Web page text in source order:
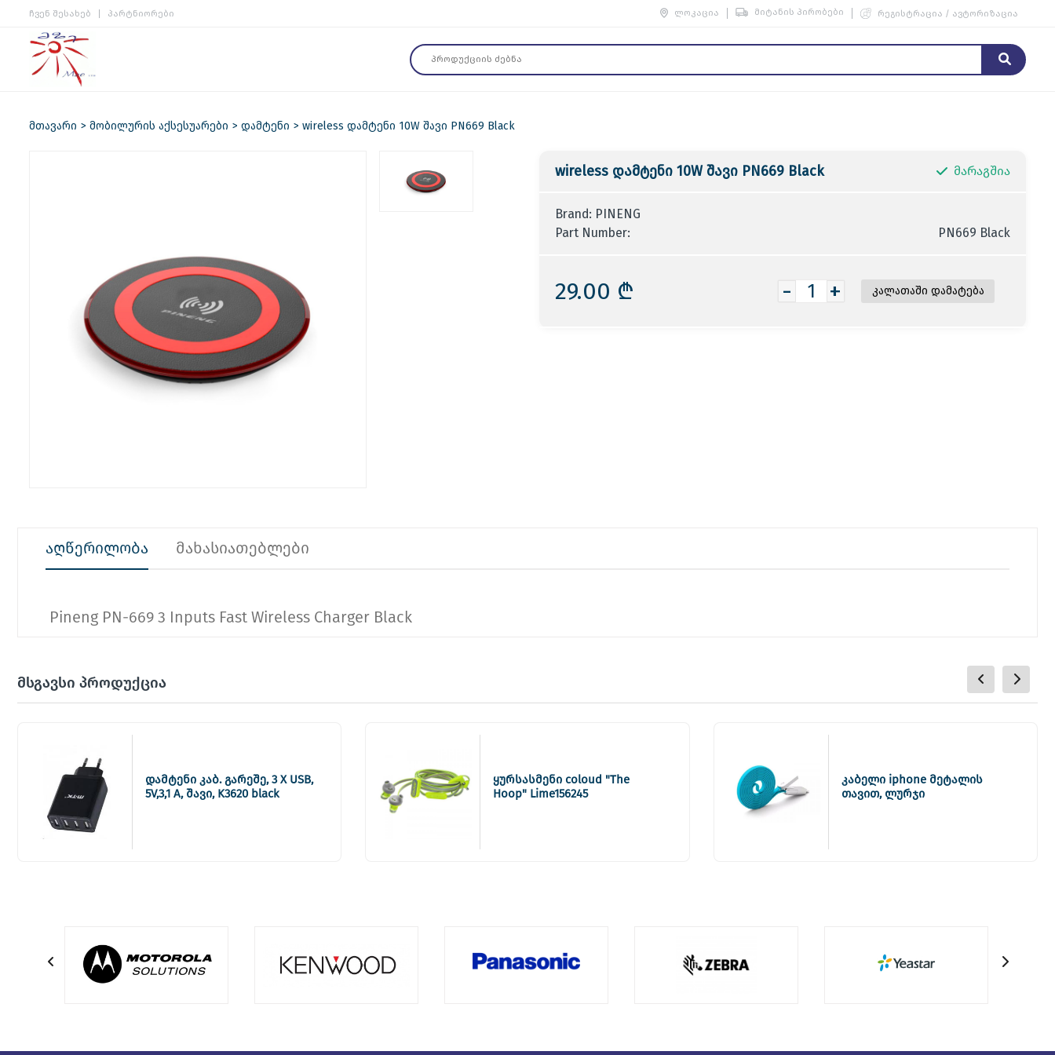
ჩვენ შესახებ პარტნიორები ლოკაცია მიტანის პირობები რეგისტრაცია / ავტორიზაცია
მთავარი მობილურის აქსესუარები დამტენი wireless დამტენი 10W შავი PN669 Black
wireless დამტენი 10W შავი PN669 Black მარაგშია
Brand: PINENG
Part Number:
PN669 Black
29.00 ₾ - +
აღწერილობა მახასიათებლები
Pineng PN-669 3 Inputs Fast Wireless Charger Black
მსგავსი პროდუქცია
დამტენი კაბ. გარეშე, 3 X USB,
5V,3,1 A, შავი, K3620 black
ყურსასმენი coloud "The
Hoop" Lime156245
კაბელი iphone მეტალის
თავით, ლურჯი